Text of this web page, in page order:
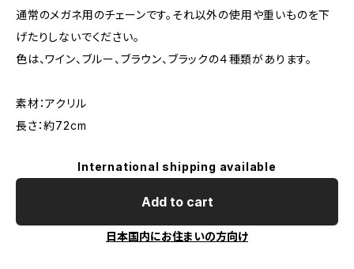
通常のメガネ用のチェーンです。それ以外の使用や重いものを下
げたりしないでください。
色は、ワイン、ブルー、ブラウン、ブラックの４種類があります。
素材：アクリル
長さ：約72cm
International shipping available
Add to cart
日本国内にお住まいの方向け